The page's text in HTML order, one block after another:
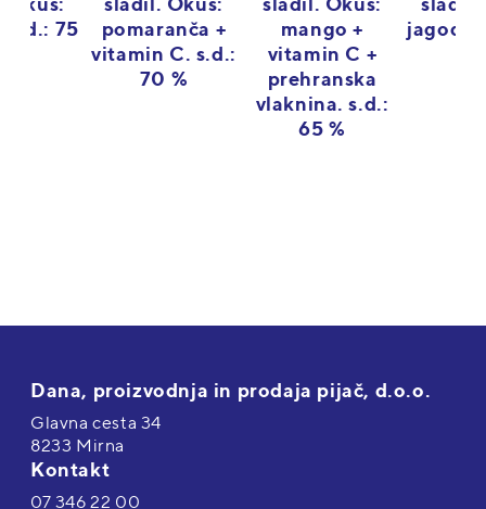
Okus:
s.d.: 75
sladil. Okus:
pomaranča +
vitamin C. s.d.:
70 %
sladil. Okus:
mango +
vitamin C +
prehranska
vlaknina. s.d.:
65 %
sladil.
jagoda.
Dana, proizvodnja in prodaja pijač, d.o.o.
Glavna cesta 34
8233 Mirna
Kontakt
07 346 22 00